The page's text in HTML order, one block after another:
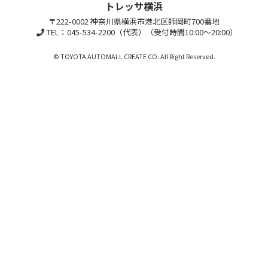
トレッサ横浜
〒222-0002 神奈川県横浜市港北区師岡町700番地
TEL：045-534-2200（代表）（受付時間10:00～20:00）
© TOYOTA AUTOMALL CREATE CO. All Right Reserved.